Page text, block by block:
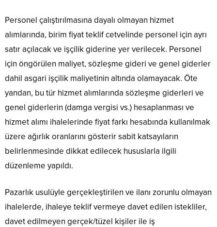
Personel çalıştırılmasına dayalı olmayan hizmet
alımlarında, birim fiyat teklif cetvelinde personel için ayrı
satır açılacak ve işçilik giderine yer verilecek. Personel
için öngörülen maliyet, sözleşme gideri ve genel giderler
dahil asgari işçilik maliyetinin altında olamayacak. Öte
yandan, bu tür hizmet alımlarında sözleşme giderleri ve
genel giderlerin (damga vergisi vs.) hesaplanması ve
hizmet alımı ihalelerinde fiyat farkı hesabında kullanılmak
üzere ağırlık oranlarını gösterir sabit katsayıların
belirlenmesinde dikkat edilecek hususlarla ilgili
düzenleme yapıldı.
Pazarlık usulüyle gerçekleştirilen ve ilanı zorunlu olmayan
ihalelerde, ihaleye teklif vermeye davet edilen istekliler,
davet edilmeyen gerçek/tüzel kişiler ile iş